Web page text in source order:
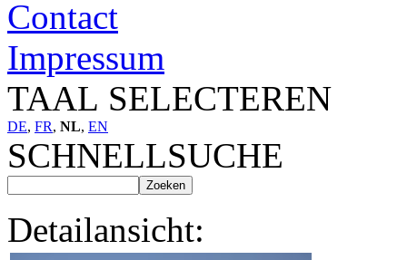
Contact
Impressum
TAAL SELECTEREN
DE, FR, NL, EN
SCHNELLSUCHE
Detailansicht: